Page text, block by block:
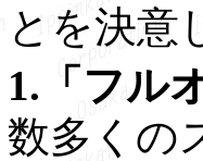
とを決意
1.「フル
数多くの